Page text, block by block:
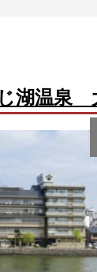
湖温泉